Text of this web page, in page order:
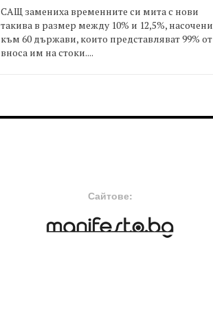
САЩ замениха временните си мита с нови
такива в размер между 10% и 12,5%, насочени
към 60 държави, които представляват 99% от
вноса им на стоки....
Сайтове: